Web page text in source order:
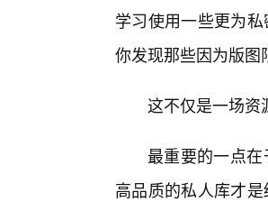
学习使用一些更为
你发现那些因为版
这不仅是一场资
最重要的一点
高品质的私人库才